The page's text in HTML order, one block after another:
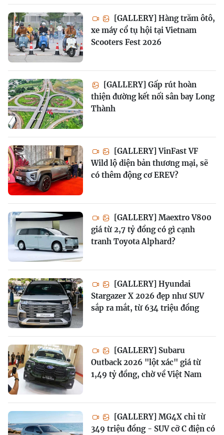
[GALLERY] Hàng trăm ôtô,
xe máy cổ tụ hội tại Vietnam
Scooters Fest 2026
[GALLERY] Gấp rút hoàn
thiện đường kết nối sân bay Long
Thành
[GALLERY] VinFast VF
Wild lộ diện bản thương mại, sẽ
có thêm động cơ EREV?
[GALLERY] Maextro V800
giá từ 2,7 tỷ đồng có gì cạnh
tranh Toyota Alphard?
[GALLERY] Hyundai
Stargazer X 2026 đẹp như SUV
sắp ra mắt, từ 634 triệu đồng
[GALLERY] Subaru
Outback 2026 "lột xác" giá từ
1,49 tỷ đồng, chờ về Việt Nam
[GALLERY] MG4X chỉ từ
349 triệu đồng - SUV cỡ C điện có